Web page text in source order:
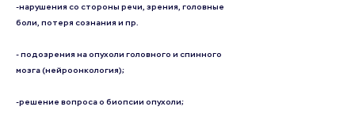
-нарушения со стороны речи, зрения, головные
боли, потеря сознания и пр.
- подозрения на опухоли головного и спинного
мозга (нейроонкология);
-решение вопроса о биопсии опухоли;